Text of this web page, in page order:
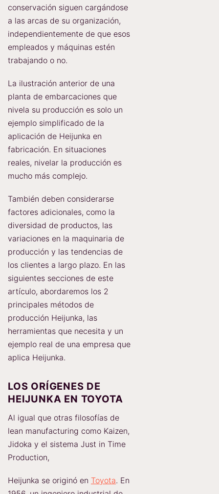
conservación siguen cargándose
a las arcas de su organización,
independientemente de que esos
empleados y máquinas estén
trabajando o no.
La ilustración anterior de una
planta de embarcaciones que
nivela su producción es solo un
ejemplo simplificado de la
aplicación de Heijunka en
fabricación. En situaciones
reales, nivelar la producción es
mucho más complejo.
También deben considerarse
factores adicionales, como la
diversidad de productos, las
variaciones en la maquinaria de
producción y las tendencias de
los clientes a largo plazo. En las
siguientes secciones de este
artículo, abordaremos los 2
principales métodos de
producción Heijunka, las
herramientas que necesita y un
ejemplo real de una empresa que
aplica Heijunka.
LOS ORÍGENES DE
HEIJUNKA EN TOYOTA
Al igual que otras filosofías de
lean manufacturing como Kaizen,
Jidoka y el sistema Just in Time
Production,
Heijunka se originó en Toyota. En